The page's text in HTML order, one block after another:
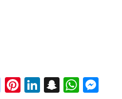
instagram
Pinterest
LinkedIn
Snapchat